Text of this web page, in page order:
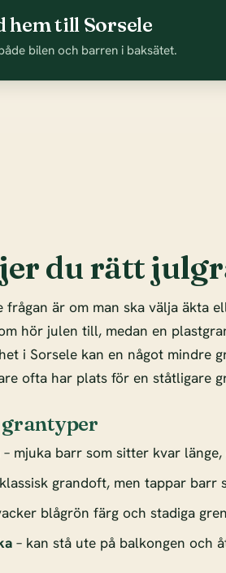
hem till Sorsele
bilen och barren i baksätet.
du rätt
frågan är om man ska välja äkta
hör julen till, medan en
i Sorsele kan en något mindre
ofta har plats för en ståtligare
– mjuka barr som sitter kvar
grandoft, men tappar barr
blågrön färg och stadiga
– kan stå ute på balkongen och